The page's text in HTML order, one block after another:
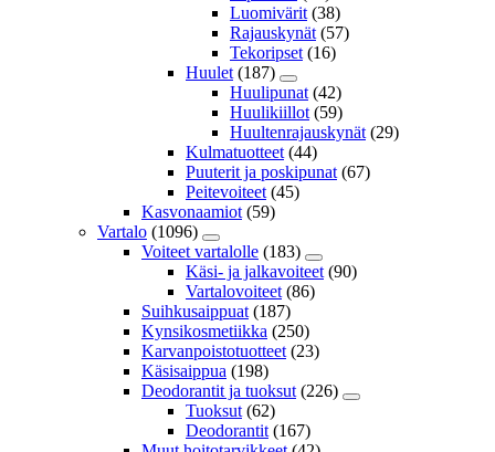
Luomivärit (38)
Rajauskynät (57)
Tekoripset (16)
Huulet (187)
Huulipunat (42)
Huulikiillot (59)
Huultenrajauskynät (29)
Kulmatuotteet (44)
Puuterit ja poskipunat (67)
Peitevoiteet (45)
Kasvonaamiot (59)
Vartalo (1096)
Voiteet vartalolle (183)
Käsi- ja jalkavoiteet (90)
Vartalovoiteet (86)
Suihkusaippuat (187)
Kynsikosmetiikka (250)
Karvanpoistotuotteet (23)
Käsisaippua (198)
Deodorantit ja tuoksut (226)
Tuoksut (62)
Deodorantit (167)